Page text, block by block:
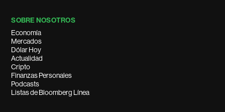
SOBRE NOSOTROS
Economía
Mercados
Dólar Hoy
Actualidad
Cripto
Finanzas Personales
Podcasts
Listas de Bloomberg Línea